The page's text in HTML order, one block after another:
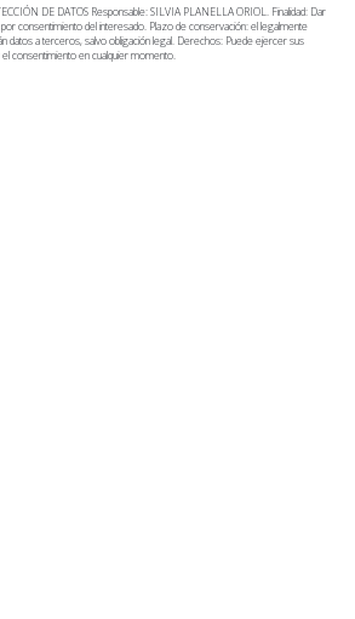
DE DATOS Responsable: SILVIA PLANELLA ORIOL. Finalidad: Dar
consentimiento del interesado. Plazo de conservación: el legalmente
datos a terceros, salvo obligación legal. Derechos: Puede ejercer sus
consentimiento en cualquier momento.